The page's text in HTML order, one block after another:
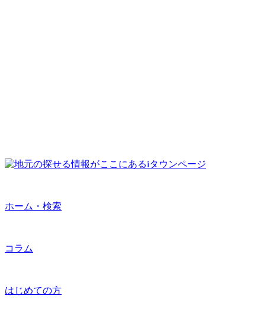
ホーム・検索
コラム
はじめての方